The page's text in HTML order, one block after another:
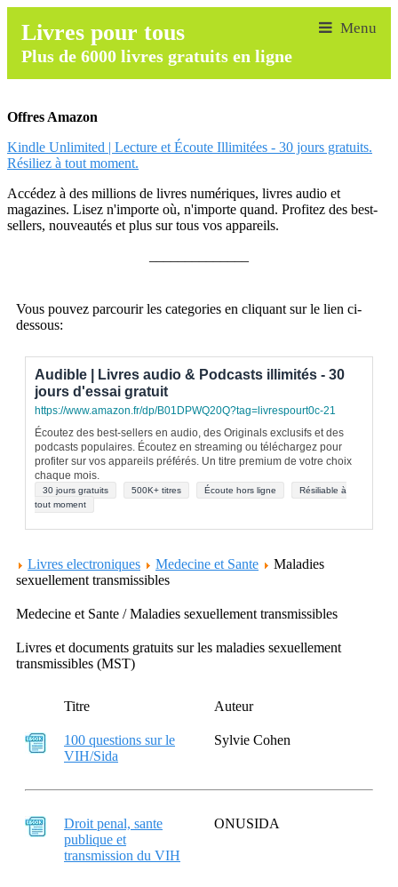
Livres pour tous
Plus de 6000 livres gratuits en ligne
Offres Amazon
Kindle Unlimited | Lecture et Écoute Illimitées - 30 jours gratuits.
Résiliez à tout moment.
Accédez à des millions de livres numériques, livres audio et
magazines. Lisez n'importe où, n'importe quand. Profitez des best-
sellers, nouveautés et plus sur tous vos appareils.
Vous pouvez parcourir les categories en cliquant sur le lien ci-
dessous:
Audible | Livres audio & Podcasts illimités - 30
jours d'essai gratuit
https://www.amazon.fr/dp/B01DPWQ20Q?tag=livrespourt0c-21
Écoutez des best-sellers en audio, des Originals exclusifs et des
podcasts populaires. Écoutez en streaming ou téléchargez pour
profiter sur vos appareils préférés. Un titre premium de votre choix
chaque mois.
30 jours gratuits 500K+ titres Écoute hors ligne
Résiliable à
tout moment
Livres electroniques Medecine et Sante
Maladies
sexuellement transmissibles
Medecine et Sante / Maladies sexuellement transmissibles
Livres et documents gratuits sur les maladies sexuellement
transmissibles (MST)
Titre Auteur
100 questions sur le
VIH/Sida
Sylvie Cohen
Droit penal, sante
publique et
transmission du VIH
ONUSIDA